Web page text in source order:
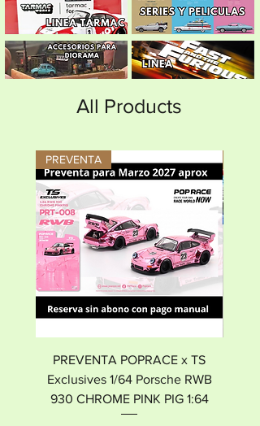
All Products
PREVENTA
PREVENTA POPRACE x TS
Exclusives 1/64 Porsche RWB
930 CHROME PINK PIG 1:64